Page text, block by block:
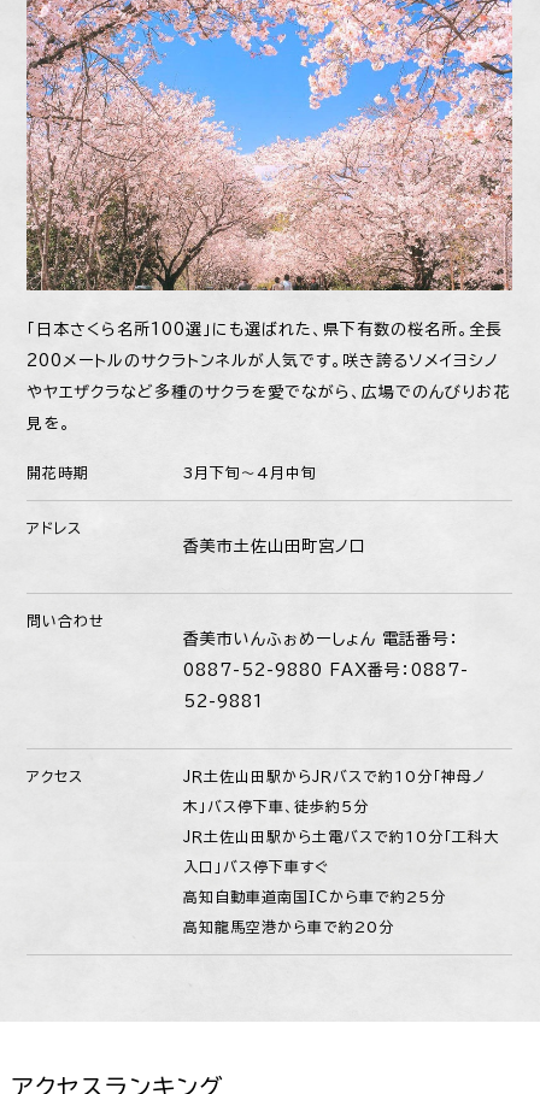
「日本さくら名所100選」にも選ばれた、県下有数の桜名所。全長
200メートルのサクラトンネルが人気です。咲き誇るソメイヨシノ
やヤエザクラなど多種のサクラを愛でながら、広場でのんびりお花
見を。
開花時期 3月下旬〜4月中旬
アドレス
香美市土佐山田町宮ノ口
問い合わせ
香美市いんふぉめーしょん 電話番号：
0887-52-9880 FAX番号：0887-
52-9881
アクセス ＪＲ土佐山田駅からＪＲバスで約10分「神母ノ
木」バス停下車、徒歩約5分
ＪＲ土佐山田駅から土電バスで約10分「工科大
入口」バス停下車すぐ
高知自動車道南国ＩＣから車で約25分
高知龍馬空港から車で約20分
アクセスランキング